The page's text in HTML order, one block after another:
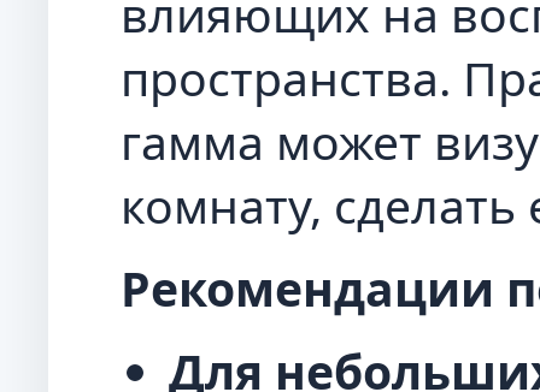
влияющих на
пространства.
гамма может
комнату,
Рекомендации
Для